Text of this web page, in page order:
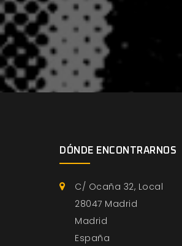
DÓNDE ENCONTRARNOS
C/ Ocaña 32, Local
28047 Madrid
Madrid
España